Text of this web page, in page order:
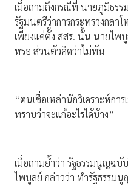
เมื่อถามถึงกรณีที่ นายภูมิธรร
รัฐมนตรีว่าการกระทรวงกลา
เพียงแค่ตั้ง สสร. นั้น นายไพ
หรอ ส่วนตัวคิดว่าไม่ทัน
“ตนเชื่อเหล่านักวิเคราะห์กา
ทราบว่าจะแก้อะไรได้บ้าง”
เมื่อถามย้ำว่า รัฐธรรมนูญฉ
ไพบูลย์ กล่าวว่า ทำรัฐธรรม